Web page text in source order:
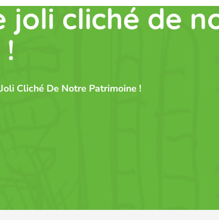
joli cliché de
Cliché De Notre Patrimoine !